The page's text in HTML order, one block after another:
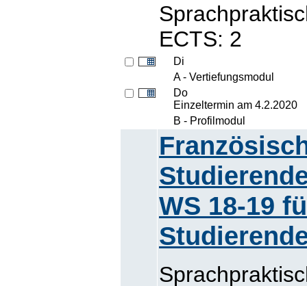
ECTS: 2
Di
A - Vertiefungsmodul
Do
Einzeltermin am 4.2.2020
B - Profilmodul
WS 18-19